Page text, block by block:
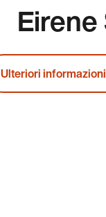
Ulteriori